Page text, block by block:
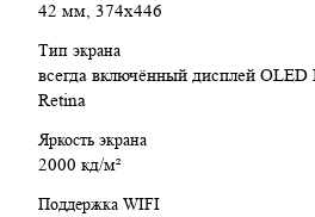
42 мм, 374х446
Тип экрана
всегда включённый дисплей OLED
Retina
Яркость экрана
2000 кд/ м²
Поддержка WIFI